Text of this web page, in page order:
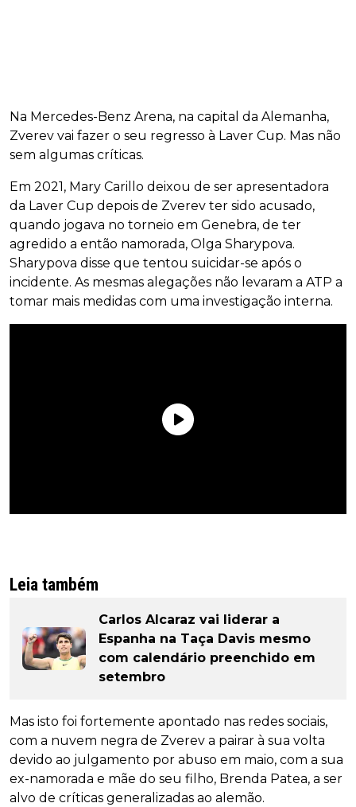
Na Mercedes-Benz Arena, na capital da Alemanha,
Zverev vai fazer o seu regresso à Laver Cup. Mas não
sem algumas críticas.
Em 2021, Mary Carillo deixou de ser apresentadora
da Laver Cup depois de Zverev ter sido acusado,
quando jogava no torneio em Genebra, de ter
agredido a então namorada, Olga Sharypova.
Sharypova disse que tentou suicidar-se após o
incidente. As mesmas alegações não levaram a ATP a
tomar mais medidas com uma investigação interna.
Leia também
Carlos Alcaraz vai liderar a
Espanha na Taça Davis mesmo
com calendário preenchido em
setembro
Mas isto foi fortemente apontado nas redes sociais,
com a nuvem negra de Zverev a pairar à sua volta
devido ao julgamento por abuso em maio, com a sua
ex-namorada e mãe do seu filho, Brenda Patea, a ser
alvo de críticas generalizadas ao alemão.